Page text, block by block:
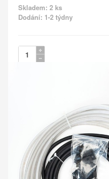
Skladem: 2 ks
Dodání: 1-2 týdny